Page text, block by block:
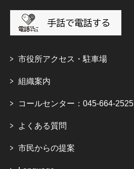
市役所アクセス・駐車場
組織案内
コールセンター：045-664-2525
よくある質問
市民からの提案